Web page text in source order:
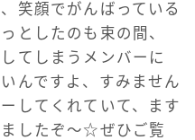
笑顔でがんばっている
としたのも束の間、
てしまうメンバーに
んですよ、すみません
してくれていて、ます
したぞ〜☆ぜひご覧